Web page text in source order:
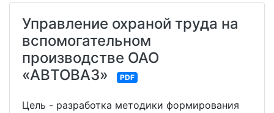
Управление охраной труда на
вспомогательном
производстве ОАО
«АВТОВАЗ»
PDF
Цель - разработка методики формирования